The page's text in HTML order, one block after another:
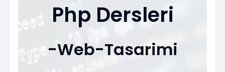
Php Dersleri
-Web-Tasarimi